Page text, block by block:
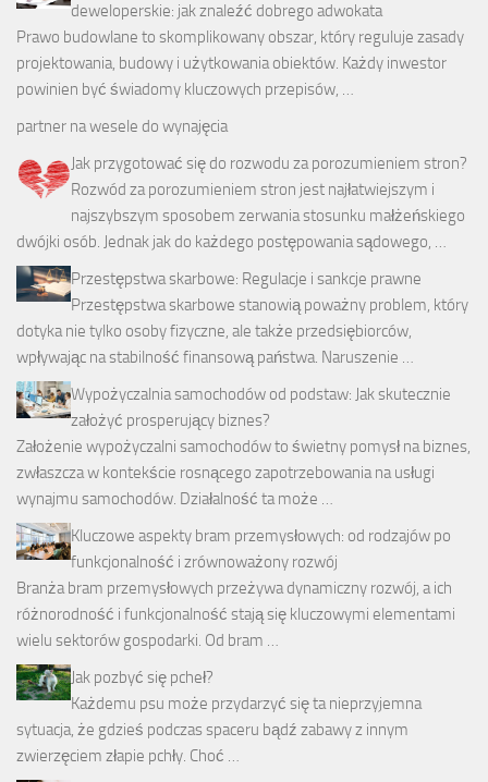
deweloperskie: jak znaleźć dobrego adwokata
Prawo budowlane to skomplikowany obszar, który reguluje zasady
projektowania, budowy i użytkowania obiektów. Każdy inwestor
powinien być świadomy kluczowych przepisów, …
partner na wesele do wynajęcia
Jak przygotować się do rozwodu za porozumieniem stron?
Rozwód za porozumieniem stron jest najłatwiejszym i
najszybszym sposobem zerwania stosunku małżeńskiego
dwójki osób. Jednak jak do każdego postępowania sądowego, …
Przestępstwa skarbowe: Regulacje i sankcje prawne
Przestępstwa skarbowe stanowią poważny problem, który
dotyka nie tylko osoby fizyczne, ale także przedsiębiorców,
wpływając na stabilność finansową państwa. Naruszenie …
Wypożyczalnia samochodów od podstaw: Jak skutecznie
założyć prosperujący biznes?
Założenie wypożyczalni samochodów to świetny pomysł na biznes,
zwłaszcza w kontekście rosnącego zapotrzebowania na usługi
wynajmu samochodów. Działalność ta może …
Kluczowe aspekty bram przemysłowych: od rodzajów po
funkcjonalność i zrównoważony rozwój
Branża bram przemysłowych przeżywa dynamiczny rozwój, a ich
różnorodność i funkcjonalność stają się kluczowymi elementami
wielu sektorów gospodarki. Od bram …
Jak pozbyć się pcheł?
Każdemu psu może przydarzyć się ta nieprzyjemna
sytuacja, że gdzieś podczas spaceru bądź zabawy z innym
zwierzęciem złapie pchły. Choć …